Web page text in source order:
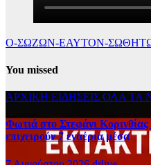
Ο-ΣΩΖΩΝ-ΕΑΥΤΟΝ-
You missed
ΑΡΧΙΚΗ ΕΙΔΗΣΕΙΣ ΟΛΑ ΤΑ
Φωτιά στο Στεφάνι Κορινθίας
επιχειρούν 7 εναέρια μέσα